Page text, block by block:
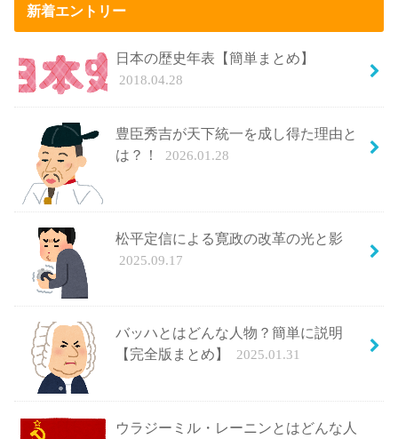
新着エントリー
日本の歴史年表【簡単まとめ】
2018.04.28
豊臣秀吉が天下統一を成し得た理由と
は？！
2026.01.28
松平定信による寛政の改革の光と影
2025.09.17
バッハとはどんな人物？簡単に説明
【完全版まとめ】
2025.01.31
ウラジーミル・レーニンとはどんな人